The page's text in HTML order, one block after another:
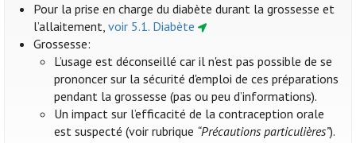
Pour la prise en charge du diabète durant la grossesse et
l’allaitement,voir 5.1. Diabète
Grossesse:
L’usage est déconseillé car il n'est pas possible de se
prononcer sur la sécurité d'emploi de ces préparations
pendant la grossesse (pas ou peu d’informations).
Un impact sur l’efficacité de la contraception orale
est suspecté (voir rubrique “Précautions particulières”).